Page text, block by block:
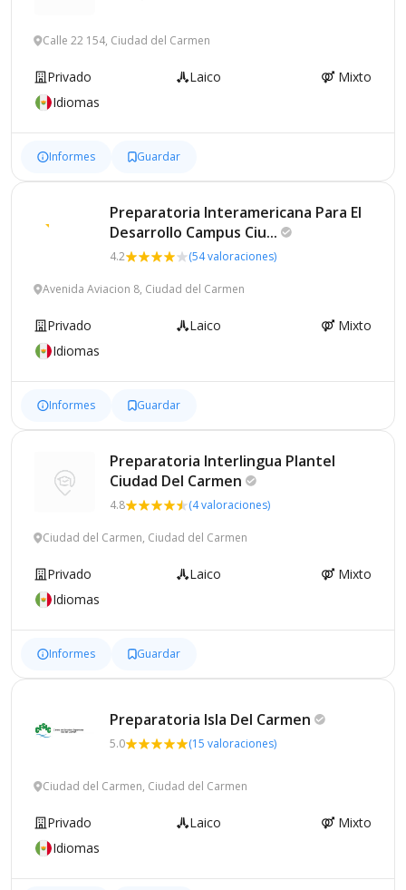
Calle 22 154, Ciudad del Carmen
Privado Laico
Mixto
Idiomas
Informes Guardar
Preparatoria Interamericana Para El
Desarrollo Campus Ciu...
4.2 (54 valoraciones)
Avenida Aviacion 8, Ciudad del Carmen
Privado Laico
Mixto
Idiomas
Informes Guardar
Preparatoria Interlingua Plantel
Ciudad Del Carmen
4.8 (4 valoraciones)
Ciudad del Carmen, Ciudad del Carmen
Privado Laico
Mixto
Idiomas
Informes Guardar
Preparatoria Isla Del Carmen
5.0 (15 valoraciones)
Ciudad del Carmen, Ciudad del Carmen
Privado Laico
Mixto
Idiomas